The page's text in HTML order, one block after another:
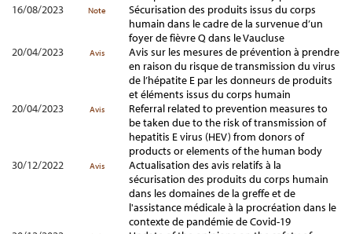
16/08/2023
Note
Sécurisation des produits issus du corps
humain dans le cadre de la survenue d’un
foyer de fièvre Q dans le Vaucluse
20/04/2023
Avis
Avis sur les mesures de prévention à prendre
en raison du risque de transmission du virus
de l’hépatite E par les donneurs de produits
et éléments issus du corps humain
20/04/2023
Avis
Referral related to prevention measures to
be taken due to the risk of transmission of
hepatitis E virus (HEV) from donors of
products or elements of the human body
30/12/2022
Avis
Actualisation des avis relatifs à la
sécurisation des produits du corps humain
dans les domaines de la greffe et de
l'assistance médicale à la procréation dans le
contexte de pandémie de Covid-19